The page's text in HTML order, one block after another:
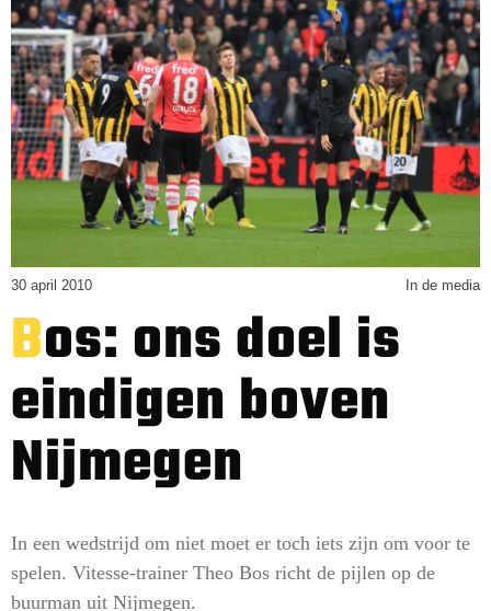
30 april 2010 In de media
Bos: ons doel is
eindigen boven
Nijmegen
In een wedstrijd om niet moet er toch iets zijn om voor te
spelen. Vitesse-trainer Theo Bos richt de pijlen op de
buurman uit Nijmegen.